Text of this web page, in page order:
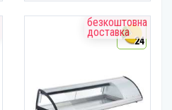
безкоштовна
доставка
24